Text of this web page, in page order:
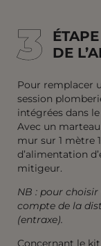
3
3
DE
Pour remplacer
session
intégrées dans
Avec un
mur sur 1 mètre
d’alimentation
mitigeur.
NB : pour
compte de la
(entraxe).
Concernant le